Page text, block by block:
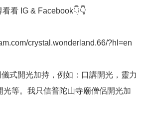
看 IG & Facebook👇👇
crystal.wonderland.66/?hl=en
式開光加持，例如：口講開光，靈力
光等。我只信普陀山寺廟僧侶開光加